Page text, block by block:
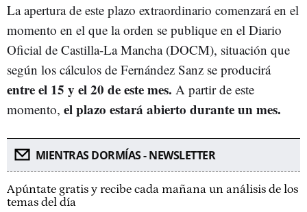
La apertura de este plazo extraordinario comenzará en el
momento en el que la orden se publique en el Diario
Oficial de Castilla-La Mancha (DOCM), situación que
según los cálculos de Fernández Sanz se producirá
entre el 15 y el 20 de este mes. A partir de este
momento, el plazo estará abierto durante un mes.
MIENTRAS DORMÍAS - NEWSLETTER
Apúntate gratis y recibe cada mañana un análisis de los
temas del día